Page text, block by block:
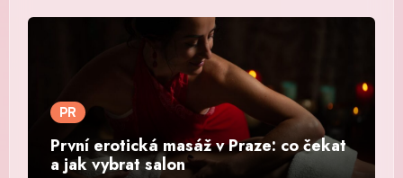
PR
První erotická masáž v Praze: co čekat
a jak vybrat salon